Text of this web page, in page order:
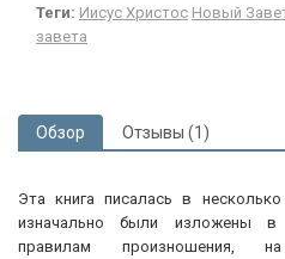
Теги: Иисус Христос Новый
завета
Обзор Отзывы (1)
Эта книга писалась в
изначально были изложены в
правилам произношения,